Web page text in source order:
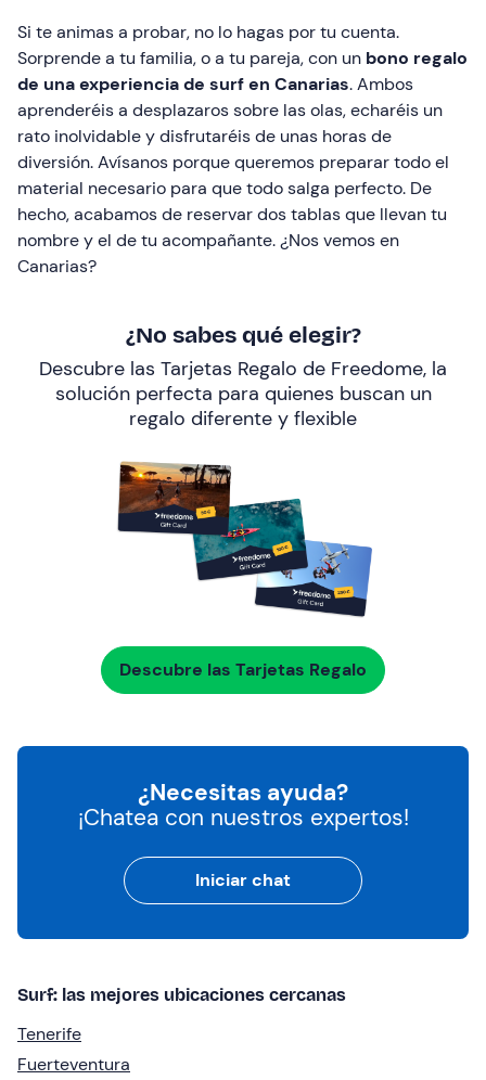
Si te animas a probar, no lo hagas por tu cuenta.
Sorprende a tu familia, o a tu pareja, con un bono regalo
de una experiencia de surf en Canarias. Ambos
aprenderéis a desplazaros sobre las olas, echaréis un
rato inolvidable y disfrutaréis de unas horas de
diversión. Avísanos porque queremos preparar todo el
material necesario para que todo salga perfecto. De
hecho, acabamos de reservar dos tablas que llevan tu
nombre y el de tu acompañante. ¿Nos vemos en
Canarias?
¿No sabes qué elegir?
Descubre las Tarjetas Regalo de Freedome, la
solución perfecta para quienes buscan un
regalo diferente y flexible
Descubre las Tarjetas Regalo
¿Necesitas ayuda?
¡Chatea con nuestros expertos!
Iniciar chat
Surf: las mejores ubicaciones cercanas
Tenerife
Fuerteventura